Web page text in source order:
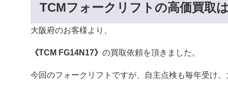
TCMフォークリフトの高価買取
大阪府のお客様より、
《TCM FG14N17》 の買取依頼を頂きました。
今回のフォークリフトですが、自主点検も毎年受け